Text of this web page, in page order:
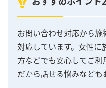
お問い合わせ対応から
対応しています。女性に
方などでも安心してご
だから話せる悩みなども